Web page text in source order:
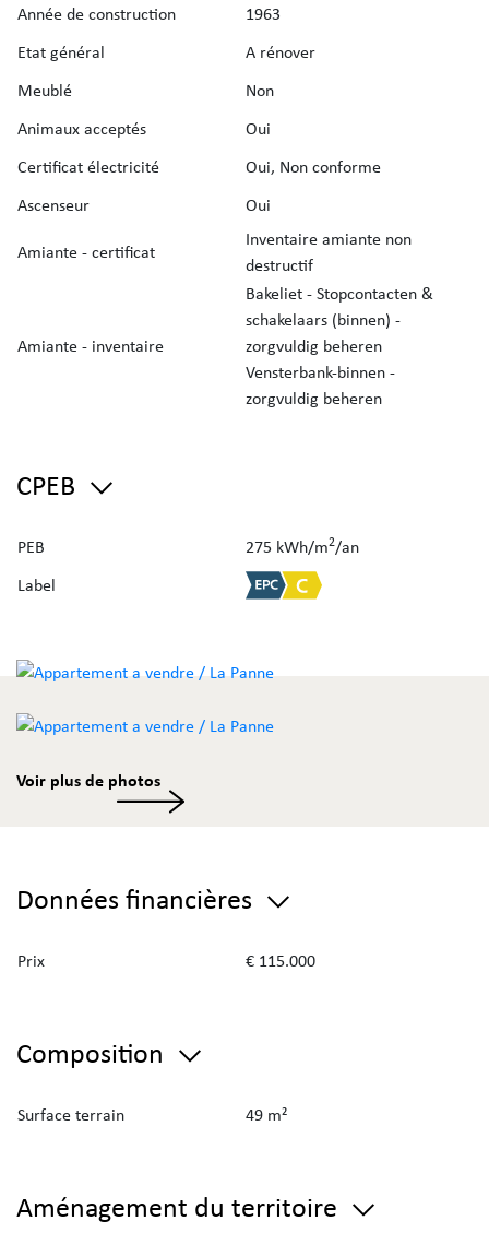
Année de construction
1963
Etat général
A rénover
Meublé
Non
Animaux acceptés
Oui
Certificat électricité
Oui, Non conforme
Ascenseur
Oui
Amiante - certificat
Inventaire amiante non
destructif
Amiante - inventaire
Bakeliet - Stopcontacten &
schakelaars (binnen) -
zorgvuldig beheren
Vensterbank-binnen -
zorgvuldig beheren
CPEB
PEB 275 kWh/m2/an
Label
Voir plus de photos
Données financières
Prix € 115.000
Composition
Surface terrain 49 m²
Aménagement du territoire